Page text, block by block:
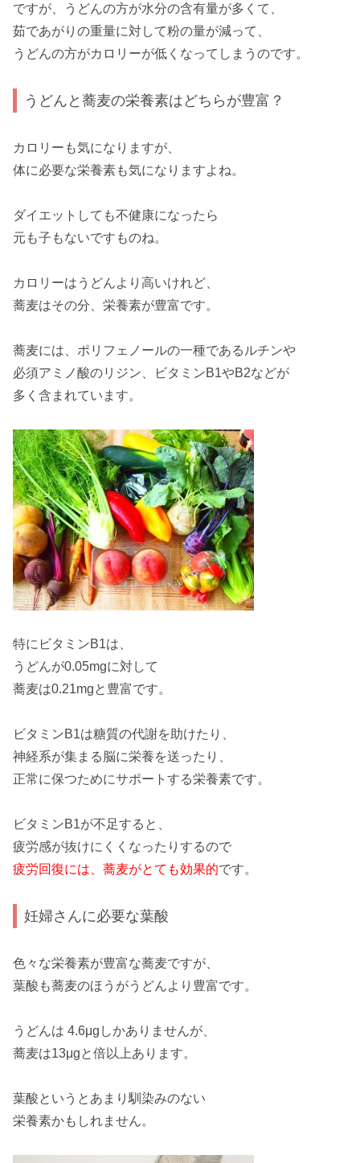
ですが、うどんの方が水分の含有量が多くて
茹であがりの重量に対して粉の量が減って
うどんの方がカロリーが低くなってしまうのです。
うどんと蕎麦の栄養素はどちらが豊富？
カロリーも気になりますが、
体に必要な栄養素も気になりますよね。
ダイエットしても不健康になったら
元も子もないですものね。
カロリーはうどんより高いけれど、
蕎麦はその分、栄養素が豊富です。
蕎麦には、ポリフェノールの一種である ルチンや
必須アミノ酸のリジン、ビタミンB1やB2などが
多く含まれています。
特に ビタミンB1は、
うどんが0.05mgに対して
蕎麦は0.21mgと豊富です。
ビタミンB1は糖質の代謝を助けたり、
神経系が集まる脳に栄養を送ったり、
正常に保つためにサポートする栄養素です。
ビタミンB1が不足すると、
疲労感が抜けにくくなったりするので
疲労回復には、蕎麦がとても効果的です。
妊婦さんに必要な葉酸
色々な栄養素が豊富な蕎麦ですが、
葉酸 も蕎麦のほうがうどんより豊富です。
うどんは 4.6μgしかありませんが、
蕎麦は13μgと倍以上あります。
葉酸というとあまり馴染みのない
栄養素かもしれません。